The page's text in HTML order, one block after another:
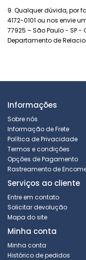
9. Qualquer dúvida, por
4172-0101 ou nos envie
77925 – São Paulo - SP -
Departamento de
Informações
Sobre nós
Informação de Frete
Política de Privacidade
Termos e condições
Opções de Pagamento
Rastreamento de
Serviços ao cliente
Entre em contato
Solicitar devolução
Mapa do site
Minha conta
Minha conta
Histórico de pedidos